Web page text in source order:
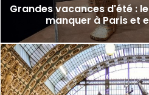
Grandes vacances d'été :
manquer à Paris et